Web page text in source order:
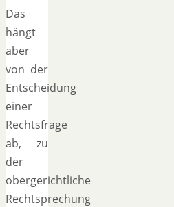
Das
hängt
aber
von der
Entscheidung
einer
Rechtsfrage
ab, zu
der
obergerichtliche
Rechtsprechung